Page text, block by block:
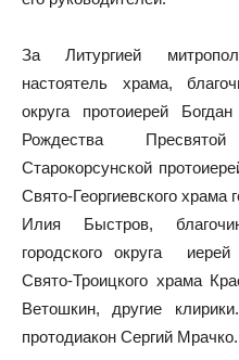
За Литургией
настоятель храма,
округа протоиерей
Рождества
Старокорсунской
Свято-Георгиевского храма
Илия Быстров,
городского округа
Свято-Троицкого храма
Ветошкин, другие
протодиакон Сергий Мрачко.